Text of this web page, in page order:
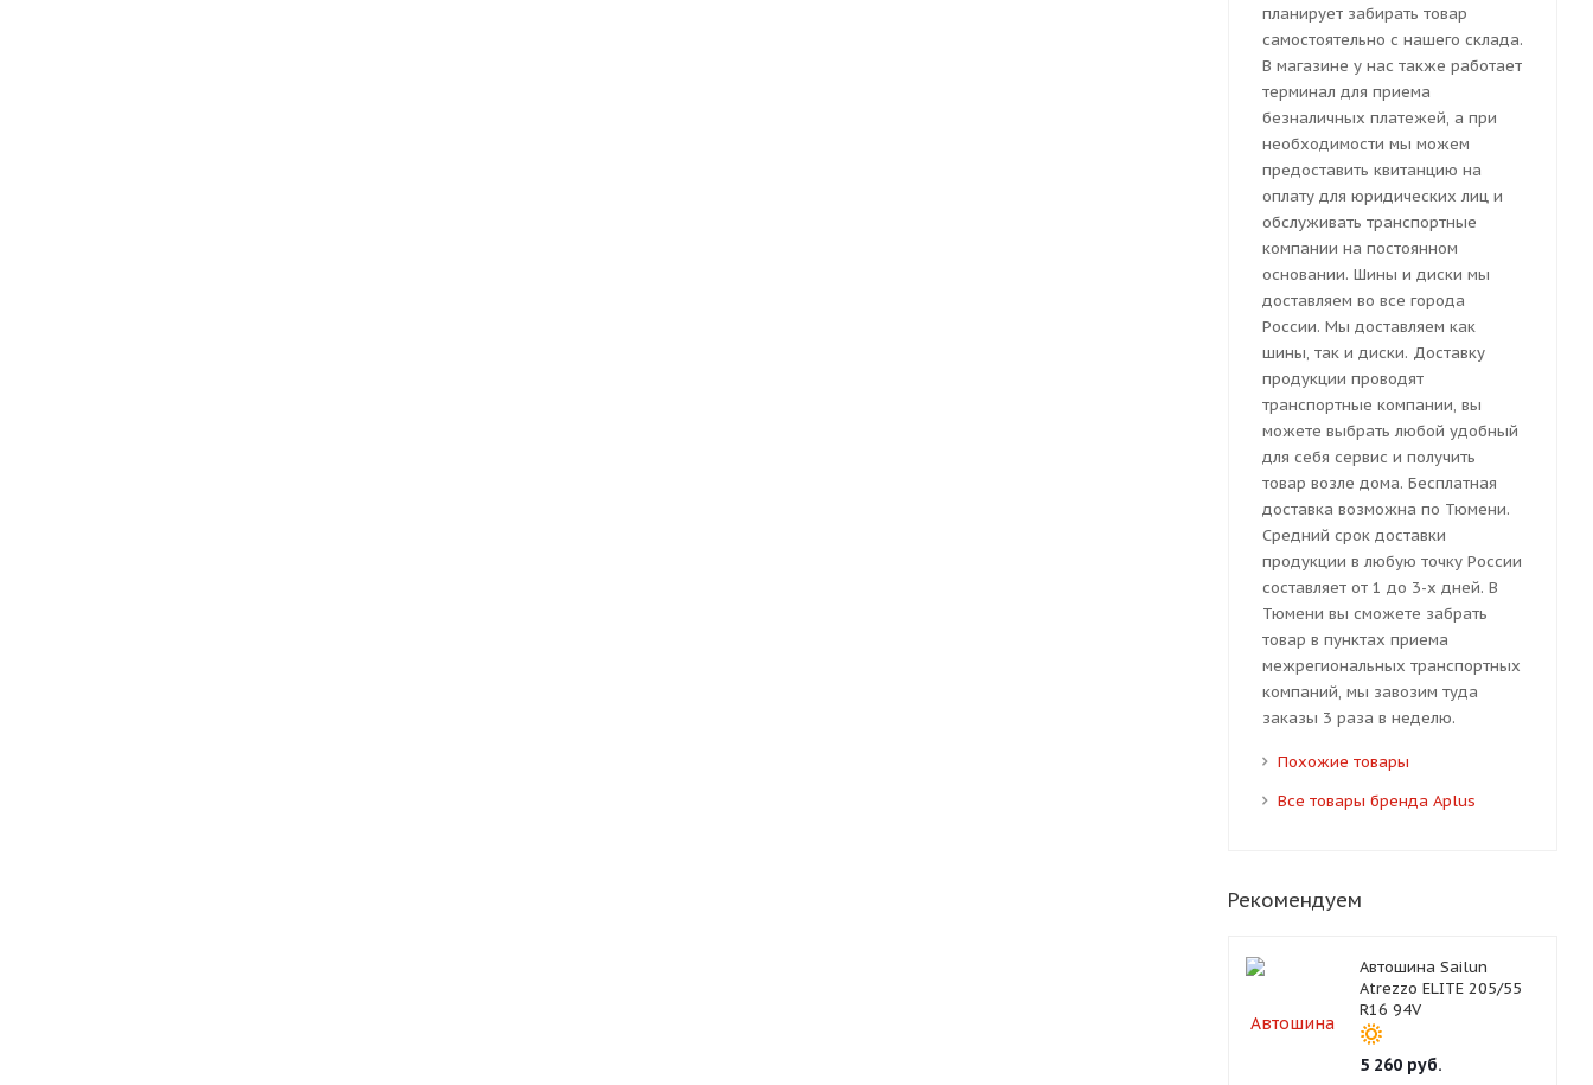
планирует забирать товар
самостоятельно с нашего склада.
В магазине у нас также работает
терминал для приема
безналичных платежей, а при
необходимости мы можем
предоставить квитанцию на
оплату для юридических лиц и
обслуживать транспортные
компании на постоянном
основании. Шины и диски мы
доставляем во все города
России. Мы доставляем как
шины, так и диски. Доставку
продукции проводят
транспортные компании, вы
можете выбрать любой удобный
для себя сервис и получить
товар возле дома. Бесплатная
доставка возможна по Тюмени.
Средний срок доставки
продукции в любую точку России
составляет от 1 до 3-х дней. В
Тюмени вы сможете забрать
товар в пунктах приема
межрегиональных транспортных
компаний, мы завозим туда
заказы 3 раза в неделю.
Похожие товары
Все товары бренда Aplus
Рекомендуем
Автошина Sailun
Atrezzo ELITE 205/55
R16 94V
5 260руб.